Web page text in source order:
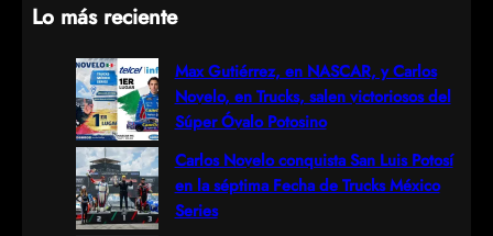
a
Lo más reciente
Max Gutiérrez, en NASCAR, y Carlos
Novelo, en Trucks, salen victoriosos del
Súper Óvalo Potosino
Carlos Novelo conquista San Luis Potosí
en la séptima Fecha de Trucks México
Series